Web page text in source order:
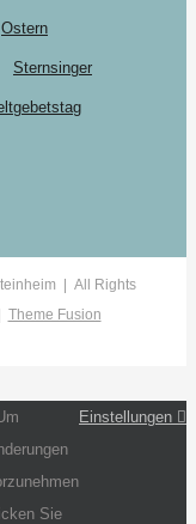
Ostern
Sternsinger
| All Rights
Theme Fusion
Sie
Einstellungen